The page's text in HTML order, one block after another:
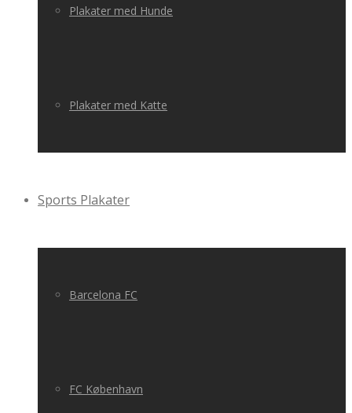
Plakater med Hunde
Plakater med Katte
Sports Plakater
Barcelona FC
FC København